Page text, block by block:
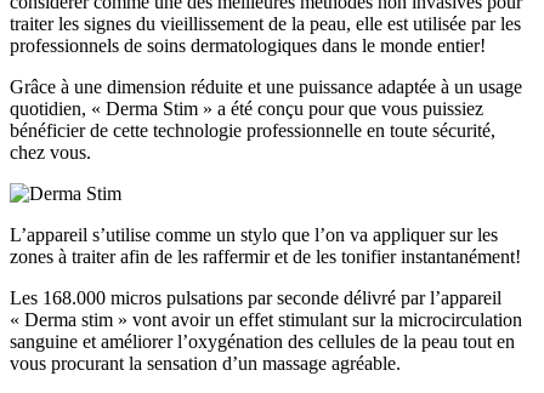
traiter les signes du vieillissement de la peau, elle est utilisée par les
professionnels de soins dermatologiques dans le monde entier!
Grâce à une dimension réduite et une puissance adaptée à un usage
quotidien, « Derma Stim » a été conçu pour que vous puissiez
bénéficier de cette technologie professionnelle en toute sécurité,
chez vous.
L’appareil s’utilise comme un stylo que l’on va appliquer sur les
zones à traiter afin de les raffermir et de les tonifier instantanément!
Les 168.000 micros pulsations par seconde délivré par l’appareil
« Derma stim » vont avoir un effet stimulant sur la microcirculation
sanguine et améliorer l’oxygénation des cellules de la peau tout en
vous procurant la sensation d’un massage agréable.